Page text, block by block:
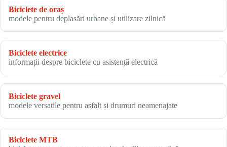
Biciclete de oraș
modele pentru deplasări urbane și utilizare zilnică
Biciclete electrice
informații despre biciclete cu asistență electrică
Biciclete gravel
modele versatile pentru asfalt și drumuri neamenajate
Biciclete MTB